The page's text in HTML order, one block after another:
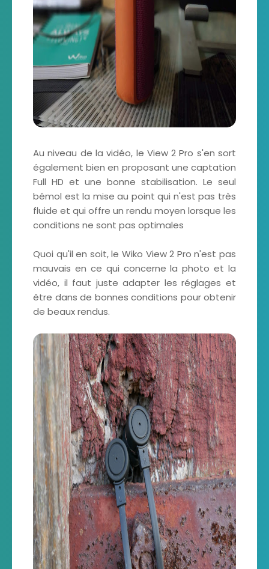
Au niveau de la vidéo, le View 2 Pro s'en sort
également bien en proposant une captation
Full HD et une bonne stabilisation. Le seul
bémol est la mise au point qui n'est pas très
fluide et qui offre un rendu moyen lorsque les
conditions ne sont pas optimales
Quoi qu'il en soit, le Wiko View 2 Pro n'est pas
mauvais en ce qui concerne la photo et la
vidéo, il faut juste adapter les réglages et
être dans de bonnes conditions pour obtenir
de beaux rendus.